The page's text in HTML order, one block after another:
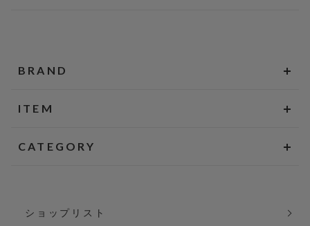
BRAND
ITEM
CATEGORY
ショップリスト